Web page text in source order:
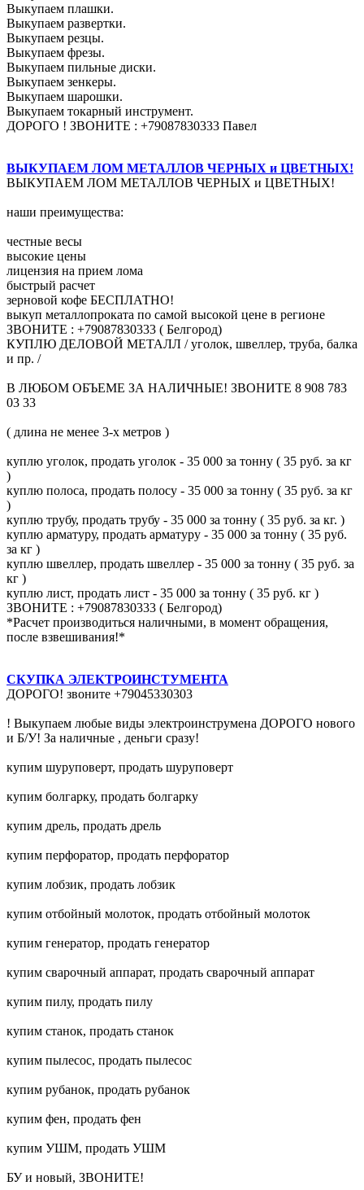
Выкупаем плашки.
Выкупаем развертки.
Выкупаем резцы.
Выкупаем фрезы.
Выкупаем пильные диски.
Выкупаем зенкеры.
Выкупаем шарошки.
Выкупаем токарный инструмент.
ДОРОГО ! ЗВОНИТЕ : +79087830333 Павел
ВЫКУПАЕМ ЛОМ МЕТАЛЛОВ ЧЕРНЫХ и ЦВЕТНЫХ!
ВЫКУПАЕМ ЛОМ МЕТАЛЛОВ ЧЕРНЫХ и ЦВЕТНЫХ!
наши преимущества:
честные весы
высокие цены
лицензия на прием лома
быстрый расчет
зерновой кофе БЕСПЛАТНО!
выкуп металлопроката по самой высокой цене в регионе
ЗВОНИТЕ : +79087830333 ( Белгород)
КУПЛЮ ДЕЛОВОЙ МЕТАЛЛ / уголок, швеллер, труба, балка
и пр. /
В ЛЮБОМ ОБЪЕМЕ ЗА НАЛИЧНЫЕ! ЗВОНИТЕ 8 908 783
03 33
( длина не менее 3-х метров )
куплю уголок, продать уголок - 35 000 за тонну ( 35 руб. за кг
)
куплю полоса, продать полосу - 35 000 за тонну ( 35 руб. за кг
)
куплю трубу, продать трубу - 35 000 за тонну ( 35 руб. за кг. )
куплю арматуру, продать арматуру - 35 000 за тонну ( 35 руб.
за кг )
куплю швеллер, продать швеллер - 35 000 за тонну ( 35 руб. за
кг )
куплю лист, продать лист - 35 000 за тонну ( 35 руб. кг )
ЗВОНИТЕ : +79087830333 ( Белгород)
*Расчет производиться наличными, в момент обращения,
после взвешивания!*
СКУПКА ЭЛЕКТРОИНСТУМЕНТА
ДОРОГО! звоните +79045330303
! Выкупаем любые виды электроинструмена ДОРОГО нового
и Б/У! За наличные , деньги сразу!
купим шуруповерт, продать шуруповерт
купим болгарку, продать болгарку
купим дрель, продать дрель
купим перфоратор, продать перфоратор
купим лобзик, продать лобзик
купим отбойный молоток, продать отбойный молоток
купим генератор, продать генератор
купим сварочный аппарат, продать сварочный аппарат
купим пилу, продать пилу
купим станок, продать станок
купим пылесос, продать пылесос
купим рубанок, продать рубанок
купим фен, продать фен
купим УШМ, продать УШМ
БУ и новый, ЗВОНИТЕ!